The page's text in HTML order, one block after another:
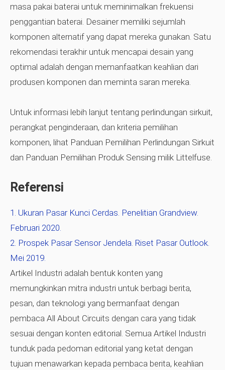
masa pakai baterai untuk meminimalkan frekuensi
penggantian baterai. Desainer memiliki sejumlah
komponen alternatif yang dapat mereka gunakan. Satu
rekomendasi terakhir untuk mencapai desain yang
optimal adalah dengan memanfaatkan keahlian dari
produsen komponen dan meminta saran mereka.
Untuk informasi lebih lanjut tentang perlindungan sirkuit,
perangkat penginderaan, dan kriteria pemilihan
komponen, lihat Panduan Pemilihan Perlindungan Sirkuit
dan Panduan Pemilihan Produk Sensing milik Littelfuse.
Referensi
Ukuran Pasar Kunci Cerdas. Penelitian Grandview.
Februari 2020.
Prospek Pasar Sensor Jendela. Riset Pasar Outlook.
Mei 2019.
Artikel Industri adalah bentuk konten yang
memungkinkan mitra industri untuk berbagi berita,
pesan, dan teknologi yang bermanfaat dengan
pembaca All About Circuits dengan cara yang tidak
sesuai dengan konten editorial. Semua Artikel Industri
tunduk pada pedoman editorial yang ketat dengan
tujuan menawarkan kepada pembaca berita, keahlian